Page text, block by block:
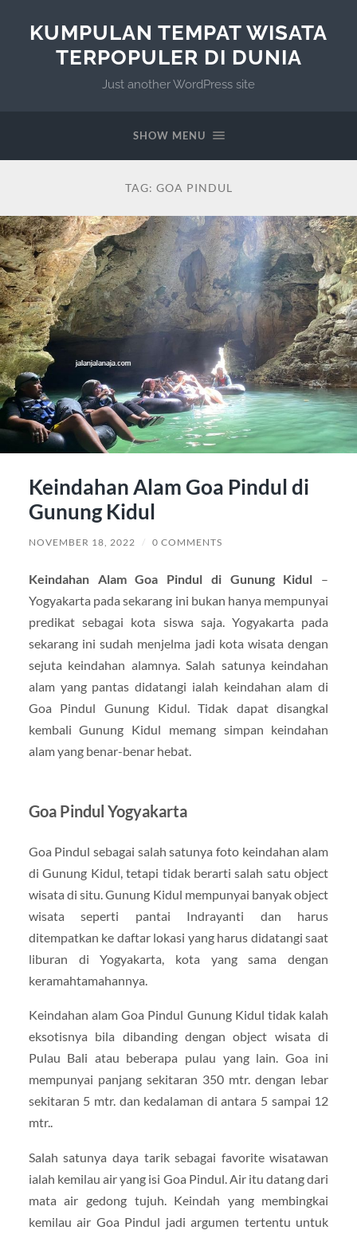
KUMPULAN TEMPAT WISATA
TERPOPULER DI DUNIA
Just another WordPress site
SHOW MENU
TAG: GOA PINDUL
Keindahan Alam Goa Pindul di
Gunung Kidul
NOVEMBER 18, 2022 / 0 COMMENTS
Keindahan Alam Goa Pindul di Gunung Kidul –
Yogyakarta pada sekarang ini bukan hanya mempunyai
predikat sebagai kota siswa saja. Yogyakarta pada
sekarang ini sudah menjelma jadi kota wisata dengan
sejuta keindahan alamnya. Salah satunya keindahan
alam yang pantas didatangi ialah keindahan alam di
Goa Pindul Gunung Kidul. Tidak dapat disangkal
kembali Gunung Kidul memang simpan keindahan
alam yang benar-benar hebat.
Goa Pindul Yogyakarta
Goa Pindul sebagai salah satunya foto keindahan alam
di Gunung Kidul, tetapi tidak berarti salah satu object
wisata di situ. Gunung Kidul mempunyai banyak object
wisata seperti pantai Indrayanti dan harus
ditempatkan ke daftar lokasi yang harus didatangi saat
liburan di Yogyakarta, kota yang sama dengan
keramahtamahannya.
Keindahan alam Goa Pindul Gunung Kidul tidak kalah
eksotisnya bila dibanding dengan object wisata di
Pulau Bali atau beberapa pulau yang lain. Goa ini
mempunyai panjang sekitaran 350 mtr. dengan lebar
sekitaran 5 mtr. dan kedalaman di antara 5 sampai 12
mtr..
Salah satunya daya tarik sebagai favorite wisatawan
ialah kemilau air yang isi Goa Pindul. Air itu datang dari
mata air gedong tujuh. Keindah yang membingkai
kemilau air Goa Pindul jadi argumen tertentu untuk